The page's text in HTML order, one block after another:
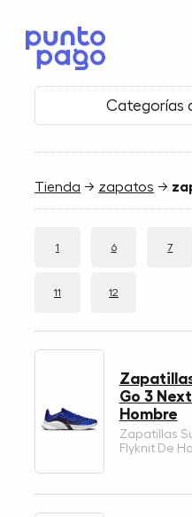
Categorías
Tienda → zapatos →
1 6 7
11 12
Go 3
Hombre
Zapatillas
Flyknit De